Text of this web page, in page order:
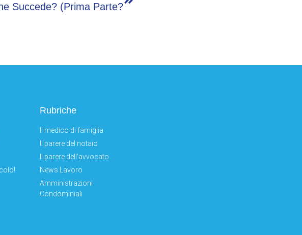
Succede? (prima Parte?
Rubriche
Il medico di famiglia
Il parere del notaio
Il parere dell'avvocato
News Lavoro
Amministrazioni
Condominiali